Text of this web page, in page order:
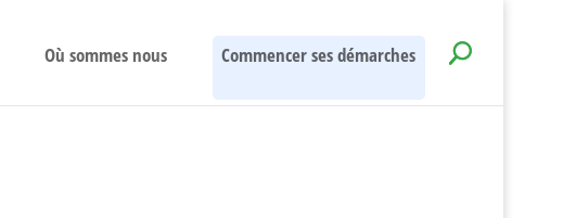
Où sommes nous Commencer ses démarches